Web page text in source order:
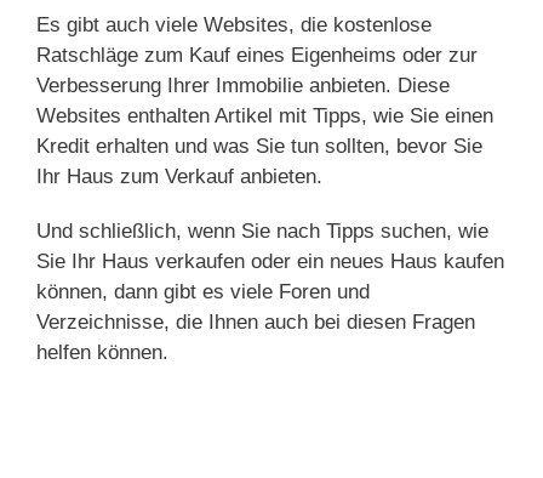
Es gibt auch viele Websites, die kostenlose
Ratschläge zum Kauf eines Eigenheims oder zur
Verbesserung Ihrer Immobilie anbieten. Diese
Websites enthalten Artikel mit Tipps, wie Sie einen
Kredit erhalten und was Sie tun sollten, bevor Sie
Ihr Haus zum Verkauf anbieten.
Und schließlich, wenn Sie nach Tipps suchen, wie
Sie Ihr Haus verkaufen oder ein neues Haus kaufen
können, dann gibt es viele Foren und
Verzeichnisse, die Ihnen auch bei diesen Fragen
helfen können.